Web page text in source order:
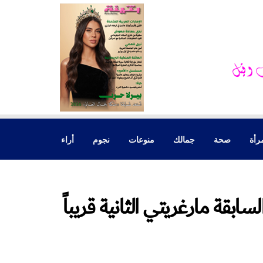
صحة جمالك منوعات نجوم أراء
مارغريتي الثانية قريباً